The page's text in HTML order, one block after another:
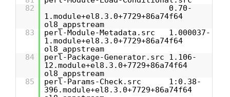
82
0.70-
1.module+el8.3.0+7729+86a74f64
ol8_appstream
83
perl-Module-Metadata.src 1.000037-
1.module+el8.3.0+7729+86a74f64
ol8_appstream
84
perl-Package-Generator.src 1.106-
12.module+el8.3.0+7729+86a74f64
ol8_appstream
85
perl-Params-Check.src 1:0.38-
396.module+el8.3.0+7729+86a74f64